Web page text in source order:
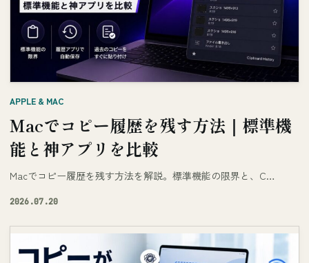
APPLE & MAC
Macでコピー履歴を残す方法｜標準機
能と神アプリを比較
Macでコピー履歴を残す方法を解説。標準機能の限界と、C…
2026.07.20